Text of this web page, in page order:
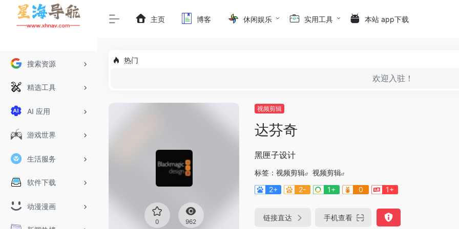
搜索资源
精选工具
AI 应用
游戏世界
生活服务
软件下载
动漫漫画
主页 博客 休闲娱乐 实用工具 本站 app下载
热门
欢迎入驻！
0 962
视频剪辑
达芬奇
黑匣子设计
标签： 视频剪辑
视频剪辑
2+
2- 1+ 0 1+
链接直达 手机查看